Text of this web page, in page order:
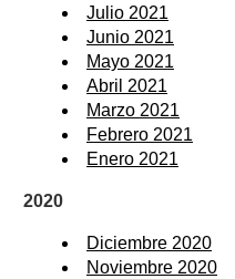
Julio 2021
Junio 2021
Mayo 2021
Abril 2021
Marzo 2021
Febrero 2021
Enero 2021
2020
Diciembre 2020
Noviembre 2020